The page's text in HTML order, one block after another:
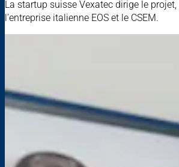
La startup suisse Vexatec dirige le
l’entreprise italienne EOS et le CSEM.